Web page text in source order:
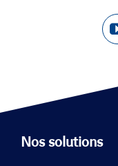
Nos solutions